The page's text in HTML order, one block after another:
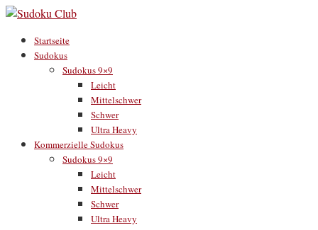
Startseite
Sudokus
Sudokus 9×9
Leicht
Mittelschwer
Schwer
Ultra Heavy
Kommerzielle Sudokus
Sudokus 9×9
Leicht
Mittelschwer
Schwer
Ultra Heavy